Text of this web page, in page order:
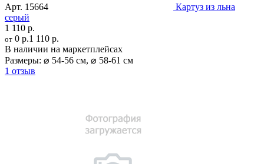
Арт. 15664
Картуз из льна
серый
1 110 р.
от 0 р.1 110 р.
В наличии на маркетплейсах
Размеры: ⌀ 54-56 см, ⌀ 58-61 см
1 отзыв